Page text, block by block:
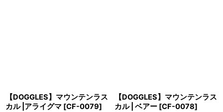
【DOGGLES】マウンテンラス
カル |アライグマ [CF-0079]
【DOGGLES】マウンテンラス
カル | ベアー [CF-0078]